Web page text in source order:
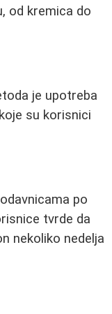
od kremica do
je upotreba
su korisnici
po
tvrde da
nekoliko nedelja